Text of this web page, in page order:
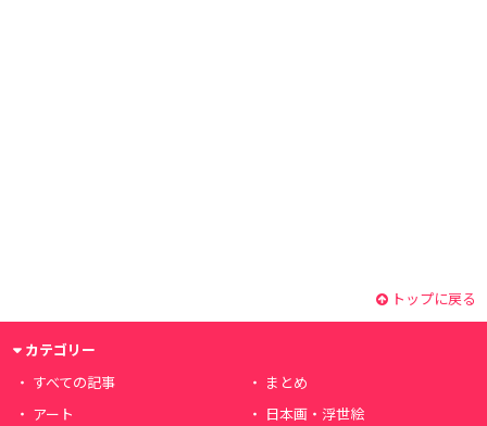
トップに戻る
カテゴリー
すべての記事
まとめ
アート
日本画・浮世絵